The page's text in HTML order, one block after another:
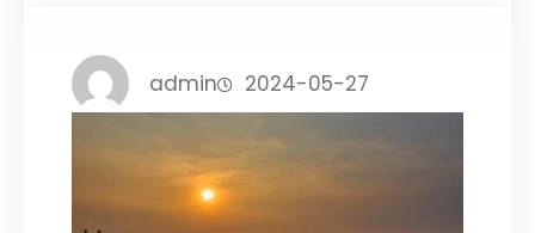
admin 2024-05-27